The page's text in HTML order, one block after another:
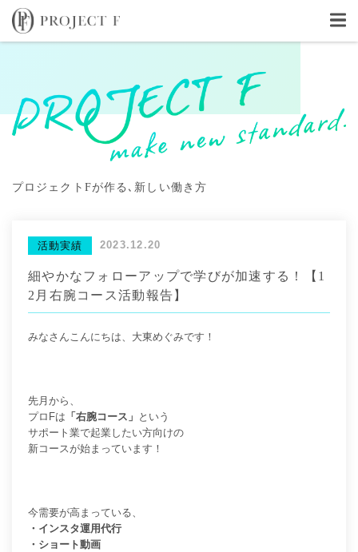
プロジェクトFが作る､新しい働き方
活動実績 2023.12.20
細やかなフォローアップで学びが加速する！【1
2月右腕コース活動報告】
みなさんこんにちは、大東めぐみです！
先月から、
プロFは 「右腕コース」 という
サポート業で起業したい方向けの
新コースが始まっています！
今需要が高まっている、
・インスタ運用代行
・ショート動画